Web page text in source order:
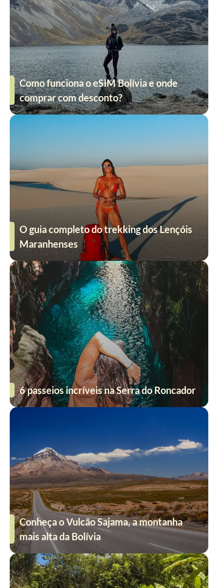
Como funciona o eSIM Bolívia e onde
comprar com desconto?
O guia completo do trekking dos Lençóis
Maranhenses
6 passeios incríveis na Serra do Roncador
Conheça o Vulcão Sajama, a montanha
mais alta da Bolívia